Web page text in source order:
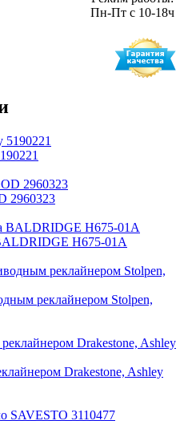
Пн-Пт с 10-18ч
2960323
H675-01A
реклайнером Stolpen,
Drakestone, Ashley